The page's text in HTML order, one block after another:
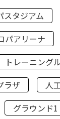
スタジアム
パアリーナ
トレーニング
ラザ
人
グラウンド1